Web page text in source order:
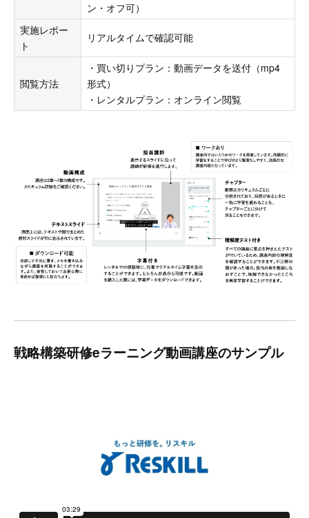
ン・オフ可）
実施レポー
ト
リアルタイムで確認可能
閲覧方法
・買い切りプラン：動画データを送付（mp4
形式）
・レンタルプラン：オンライン閲覧
戦略構築研修eラーニング動画講座のサンプル